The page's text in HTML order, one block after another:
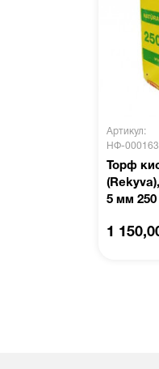
Артикул:
НФ-
Торф
5 мм 250
1